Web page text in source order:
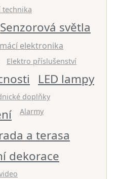
technika
Senzorová světla
elektronika
Elektro příslušenství
LED lampy
doplňky
Alarmy
a terasa
dekorace